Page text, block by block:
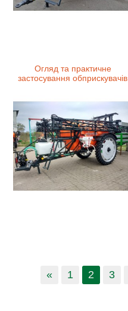
Огляд та практичне
застосування обприскувачів
« 1 2 3